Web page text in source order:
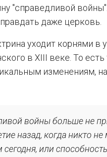
"справедливой
даже церковь.
уходит корнями в
в XIII веке. То
изменениям,
войны больше не
назад, когда никто
или